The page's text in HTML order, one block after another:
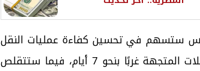
ستسهم في تحسين كفاءة عمليات النقل
البحري، إذ من المتوقع أن تنخفض مدة الرحلات المتجهة غربًا بنحو 7 أيام، فيما ستتقلص